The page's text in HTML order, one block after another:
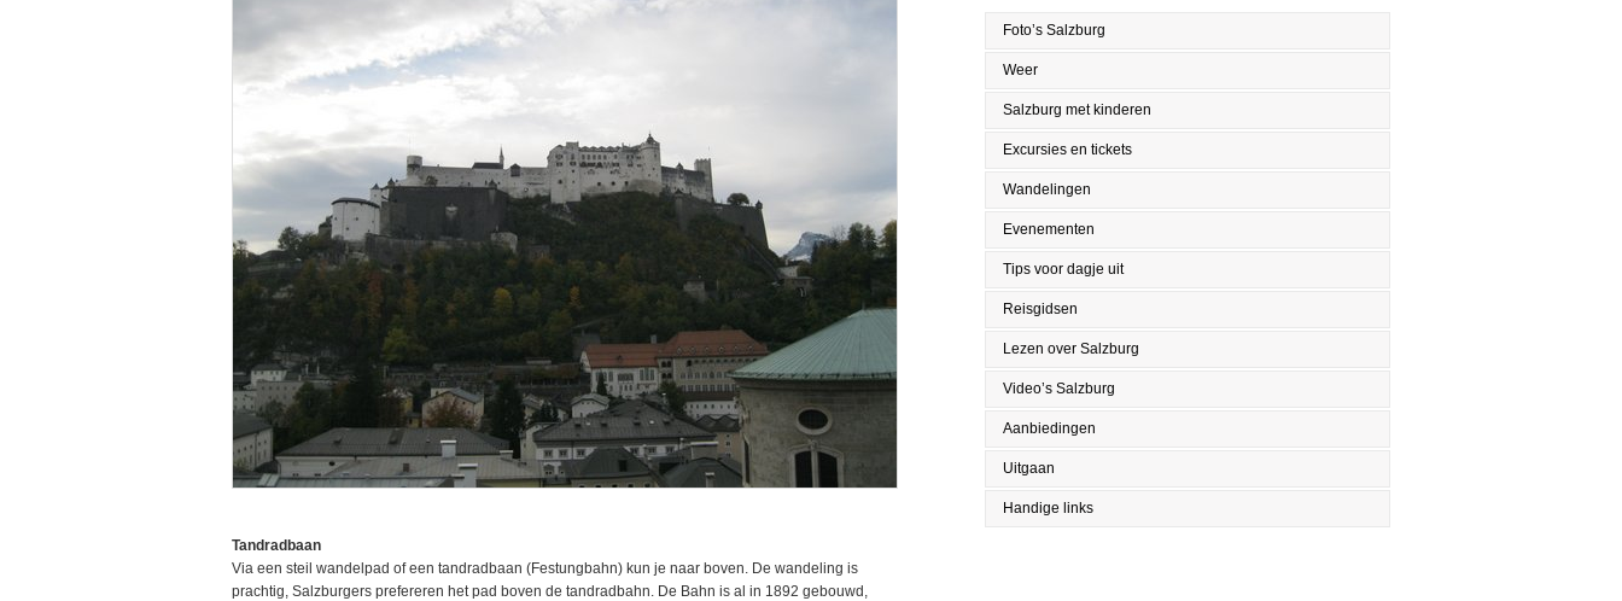
Tandradbaan
Via een steil wandelpad of een tandradbaan (Festungbahn) kun je naar boven. De wandeling is
prachtig, Salzburgers prefereren het pad boven de tandradbahn. De Bahn is al in 1892 gebouwd,
Foto’s Salzburg
Weer
Salzburg met kinderen
Excursies en tickets
Wandelingen
Evenementen
Tips voor dagje uit
Reisgidsen
Lezen over Salzburg
Video’s Salzburg
Aanbiedingen
Uitgaan
Handige links